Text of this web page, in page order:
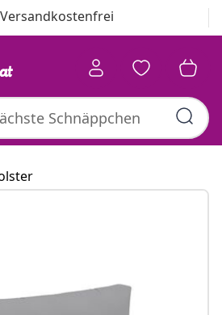
Versandkostenfrei